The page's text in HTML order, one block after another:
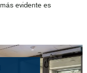
evidente es